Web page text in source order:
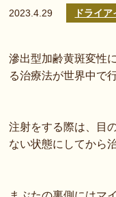
2023.4.29 ドライア
滲出型加齢黄斑変性
る治療法が世界中で
注射をする際は、目
ない状態にしてから